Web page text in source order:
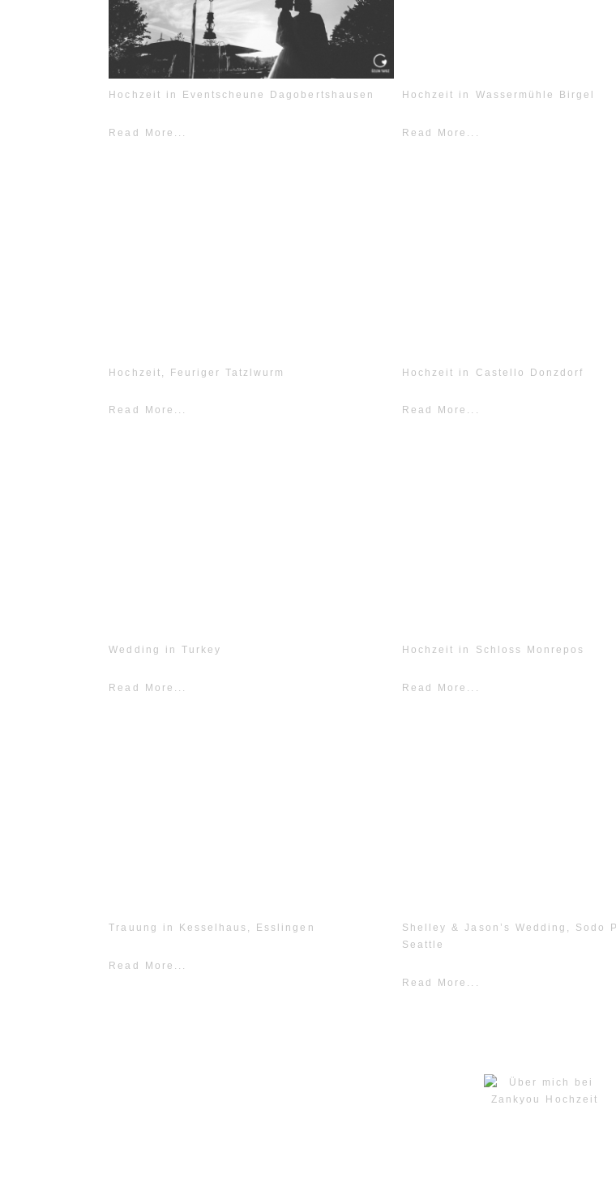
Hochzeit in Eventscheune Dagobertshausen
Read More...
Hochzeit in Wassermühle Birgel
Read More...
Hochzeit, Feuriger Tatzlwurm
Read More...
Hochzeit in Castello Donzdorf
Read More...
Wedding in Turkey
Read More...
Hochzeit in Schloss Monrepos
Read More...
Trauung in Kesselhaus, Esslingen
Read More...
Shelley & Jason’s Wedding, Sodo
Seattle
Read More...